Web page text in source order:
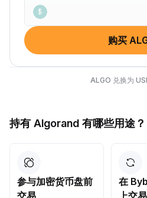
$
购买
ALGO 兑换为
持有 Algorand 有哪些用途？
参与加密货币盘前
交易
在
上交易